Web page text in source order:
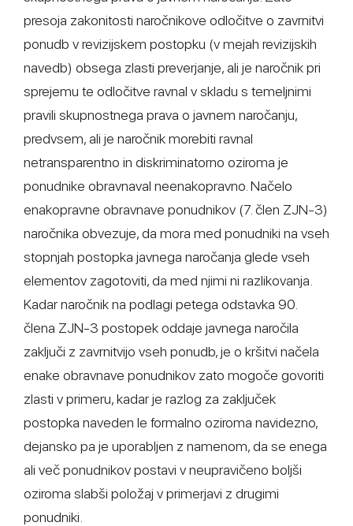
presoja zakonitosti naročnikove odločitve o zavrnitvi
ponudb v revizijskem postopku (v mejah revizijskih
navedb) obsega zlasti preverjanje, ali je naročnik pri
sprejemu te odločitve ravnal v skladu s temeljnimi
pravili skupnostnega prava o javnem naročanju,
predvsem, ali je naročnik morebiti ravnal
netransparentno in diskriminatorno oziroma je
ponudnike obravnaval neenakopravno. Načelo
enakopravne obravnave ponudnikov (7. člen ZJN-3)
naročnika obvezuje, da mora med ponudniki na vseh
stopnjah postopka javnega naročanja glede vseh
elementov zagotoviti, da med njimi ni razlikovanja.
Kadar naročnik na podlagi petega odstavka 90.
člena ZJN-3 postopek oddaje javnega naročila
zaključi z zavrnitvijo vseh ponudb, je o kršitvi načela
enake obravnave ponudnikov zato mogoče govoriti
zlasti v primeru, kadar je razlog za zaključek
postopka naveden le formalno oziroma navidezno,
dejansko pa je uporabljen z namenom, da se enega
ali več ponudnikov postavi v neupravičeno boljši
oziroma slabši položaj v primerjavi z drugimi
ponudniki.